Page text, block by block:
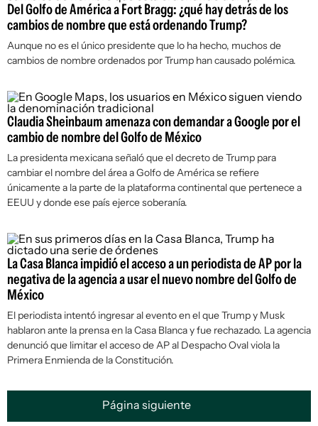
Del Golfo de América a Fort Bragg: ¿qué hay detrás de los
cambios de nombre que está ordenando Trump?
Aunque no es el único presidente que lo ha hecho, muchos de
cambios de nombre ordenados por Trump han causado polémica.
Claudia Sheinbaum amenaza con demandar a Google por el
cambio de nombre del Golfo de México
La presidenta mexicana señaló que el decreto de Trump para
cambiar el nombre del área a Golfo de América se refiere
únicamente a la parte de la plataforma continental que pertenece a
EEUU y donde ese país ejerce soberanía.
La Casa Blanca impidió el acceso a un periodista de AP por la
negativa de la agencia a usar el nuevo nombre del Golfo de
México
El periodista intentó ingresar al evento en el que Trump y Musk
hablaron ante la prensa en la Casa Blanca y fue rechazado. La agencia
denunció que limitar el acceso de AP al Despacho Oval viola la
Primera Enmienda de la Constitución.
Página siguiente